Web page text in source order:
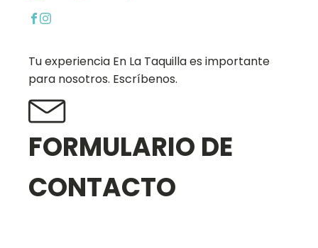
Tu experiencia En La Taquilla es importante
para nosotros. Escríbenos.
FORMULARIO DE
CONTACTO